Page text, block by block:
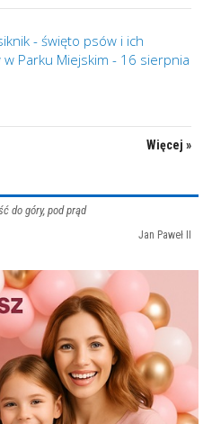
- święto psów i ich
Parku Miejskim - 16 sierpnia
Więcej »
do góry, pod prąd
Jan Paweł II